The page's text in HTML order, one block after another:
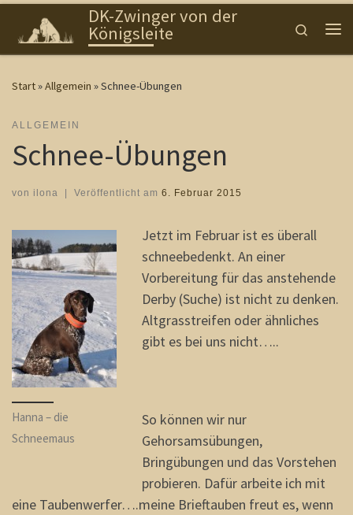
Zum Inhalt springenDK-Zwinger von der
Königsleite
Search
Start»Allgemein »Schnee-Übungen
ALLGEMEIN
Schnee-Übungen
von ilona Veröffentlicht am 6. Februar 2015
Hanna – die
Schneemaus
Jetzt im Februar ist es überall
schneebedenkt. An einer
Vorbereitung für das anstehende
Derby (Suche) ist nicht zu denken.
Altgrasstreifen oder ähnliches
gibt es bei uns nicht…..
So können wir nur
Gehorsamsübungen,
Bringübungen und das Vorstehen
probieren. Dafür arbeite ich mit
eine Taubenwerfer….meine Brieftauben freut es, wenn